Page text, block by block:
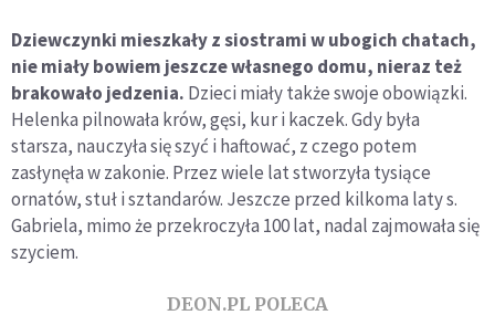
Dziewczynki mieszkały z siostrami w ubogich chatach,
nie miały bowiem jeszcze własnego domu, nieraz też
brakowało jedzenia. Dzieci miały także swoje obowiązki.
Helenka pilnowała krów, gęsi, kur i kaczek. Gdy była
starsza, nauczyła się szyć i haftować, z czego potem
zasłynęła w zakonie. Przez wiele lat stworzyła tysiące
ornatów, stuł i sztandarów. Jeszcze przed kilkoma laty s.
Gabriela, mimo że przekroczyła 100 lat, nadal zajmowała się
szyciem.
DEON.PL POLECA